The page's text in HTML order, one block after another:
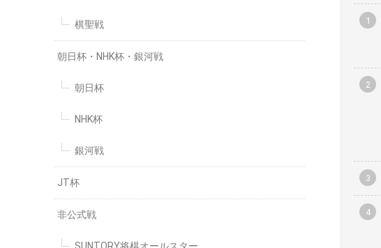
棋聖戦
朝日杯・NHK杯・銀河戦
朝日杯
NHK杯
銀河戦
JT杯
非公式戦